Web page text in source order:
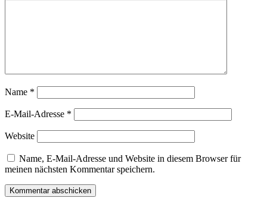
Name *
E-Mail-Adresse *
Website
Name, E-Mail-Adresse und Website in diesem Browser für
meinen nächsten Kommentar speichern.